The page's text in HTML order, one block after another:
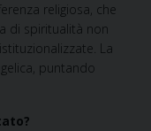
religiosa, che
di spiritualità non
La
puntando